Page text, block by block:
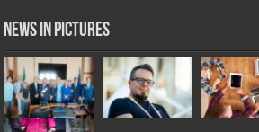
News in Pictures